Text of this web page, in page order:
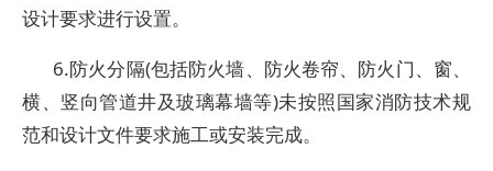
设计要求进行设置。
6.防火分隔(包括防火墙、防火卷帘、防火门、窗、
横、竖向管道井及玻璃幕墙等)未按照国家消防技术规
范和设计文件要求施工或安装完成。